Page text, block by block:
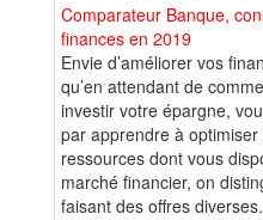
Comparateur Banque,
finances en 2019
Envie d’améliorer vos
qu’en attendant de
investir votre épargne,
par apprendre à
ressources dont vous
marché financier, on
faisant des offres